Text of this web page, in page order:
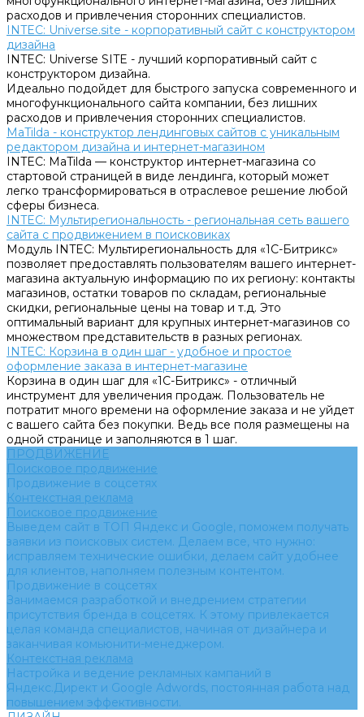
расходов и привлечения сторонних специалистов.
INTEC: Universe.site - корпоративный сайт с конструктором
дизайна
INTEC: Universe SITE - лучший корпоративный сайт с
конструктором дизайна.
Идеально подойдет для быстрого запуска современного и
многофункционального сайта компании, без лишних
расходов и привлечения сторонних специалистов.
MaTilda - конструктор лендинговых сайтов с уникальным
редактором дизайна и интернет-магазином
INTEC: MaTilda — конструктор интернет-магазина со
стартовой страницей в виде лендинга, который может
легко трансформироваться в отраслевое решение любой
сферы бизнеса.
INTEC: Мультирегиональность - региональная сеть вашего
сайта с продвижением в поисковиках
Модуль INTEC: Мультирегиональность для «1С-Битрикс»
позволяет предоставлять пользователям вашего интернет-
магазина актуальную информацию по их региону: контакты
магазинов, остатки товаров по складам, региональные
скидки, региональные цены на товар и т.д. Это
оптимальный вариант для крупных интернет-магазинов со
множеством представительств в разных регионах.
INTEC: Корзина в один шаг - удобное и простое
оформление заказа в интернет-магазине
Корзина в один шаг для «1С-Битрикс» - отличный
инструмент для увеличения продаж. Пользователь не
потратит много времени на оформление заказа и не уйдет
с вашего сайта без покупки. Ведь все поля размещены на
одной странице и заполняются в 1 шаг.
ПРОДВИЖЕНИЕ
Поисковое продвижение
Продвижение в соцсетях
Контекстная реклама
Поисковое продвижение
Выведем сайт в ТОП Яндекс и Google, поможем получать
заявки из поисковых систем. Делаем все, что нужно:
исправляем технические ошибки, делаем сайт удобнее
для клиентов, наполняем полезным контентом.
Продвижение в соцсетях
Занимаемся разработкой и внедрением стратегии
присутствия бренда в соцсетях. К этому привлекается
целая команда специалистов, начиная от дизайнера и
заканчивая комьюнити-менеджером.
Контекстная реклама
Настройка и ведение рекламных кампаний в
Яндекс.Директ и Google Adwords, постоянная работа над
повышением эффективности.